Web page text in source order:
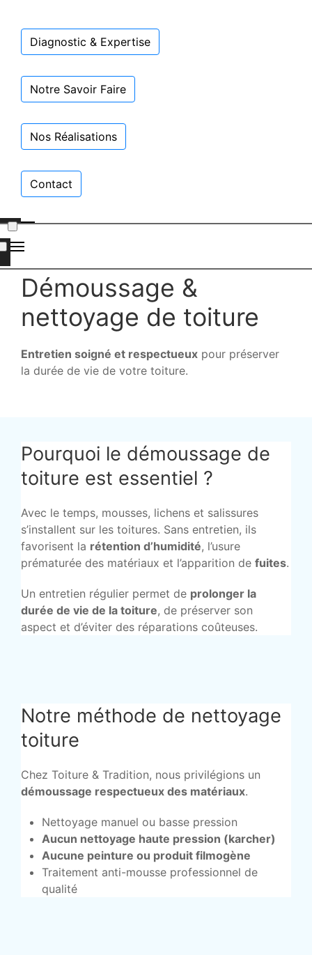
Diagnostic & Expertise
Notre Savoir Faire
Nos Réalisations
Contact
Démoussage &
nettoyage de toiture
Entretien soigné et respectueux pour préserver
la durée de vie de votre toiture.
Pourquoi le démoussage de
toiture est essentiel ?
Avec le temps, mousses, lichens et salissures
s’installent sur les toitures. Sans entretien, ils
favorisent la rétention d’humidité, l’usure
prématurée des matériaux et l’apparition de fuites.
Un entretien régulier permet de prolonger la
durée de vie de la toiture, de préserver son
aspect et d’éviter des réparations coûteuses.
Notre méthode de nettoyage
toiture
Chez Toiture & Tradition, nous privilégions un
démoussage respectueux des matériaux.
Nettoyage manuel ou basse pression
Aucun nettoyage haute pression (karcher)
Aucune peinture ou produit filmogène
Traitement anti-mousse professionnel de
qualité